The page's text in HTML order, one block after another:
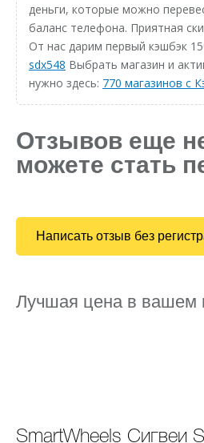
деньги, которые можно
баланс телефона. Приятная
От нас дарим первый кэшбэк
sdx548 Выбрать магазин и
нужно здесь: 770 магазинов с
Отзывов еще
можете стать
Написать отзыв без
Лучшая цена в вашем
SmartWheels Сигвеи